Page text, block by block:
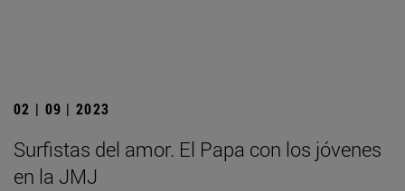
02 | 09 | 2023
Surfistas del amor. El Papa con los jóvenes
en la JMJ